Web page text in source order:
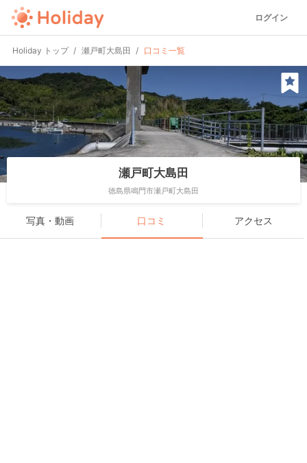
ログイン
Holiday トップ 瀬戸町大島田 口コミ一覧
瀬戸町大島田
徳島県鳴門市瀬戸町大島田
写真・動画 口コミ アクセス